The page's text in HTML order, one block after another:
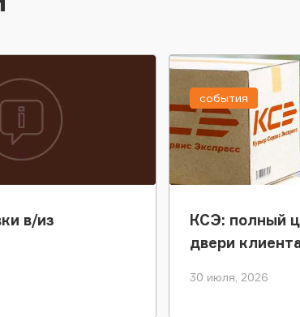
в/из
КСЭ: полный
двери
30 июля, 2026
события